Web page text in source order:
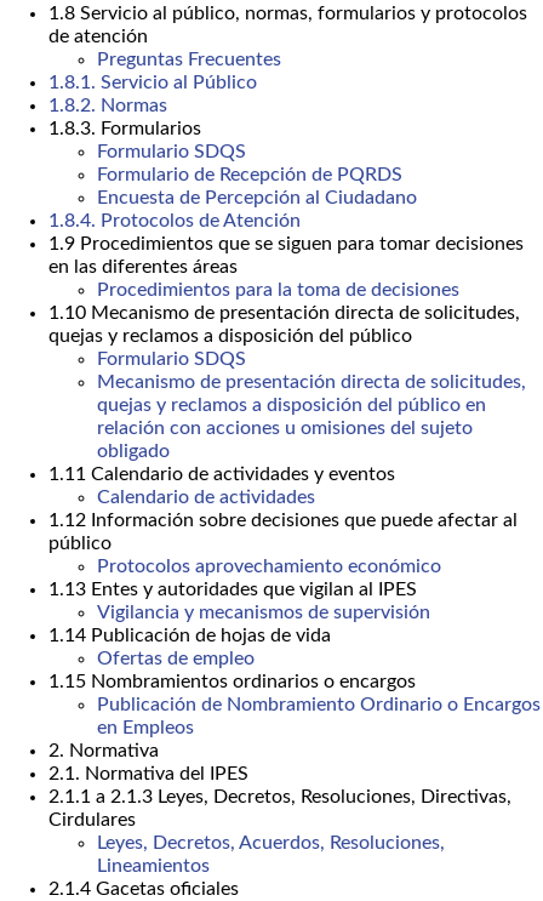
1.8 Servicio al público, normas, formularios y protocolos
de atención
Preguntas Frecuentes
1.8.1. Servicio al Público
1.8.2. Normas
1.8.3. Formularios
Formulario SDQS
Formulario de Recepción de PQRDS
Encuesta de Percepción al Ciudadano
1.8.4. Protocolos de Atención
1.9 Procedimientos que se siguen para tomar decisiones
en las diferentes áreas
Procedimientos para la toma de decisiones
1.10 Mecanismo de presentación directa de solicitudes,
quejas y reclamos a disposición del público
Formulario SDQS
Mecanismo de presentación directa de solicitudes,
quejas y reclamos a disposición del público en
relación con acciones u omisiones del sujeto
obligado
1.11 Calendario de actividades y eventos
Calendario de actividades
1.12 Información sobre decisiones que puede afectar al
público
Protocolos aprovechamiento económico
1.13 Entes y autoridades que vigilan al IPES
Vigilancia y mecanismos de supervisión
1.14 Publicación de hojas de vida
Ofertas de empleo
1.15 Nombramientos ordinarios o encargos
Publicación de Nombramiento Ordinario o Encargos
en Empleos
2. Normativa
2.1. Normativa del IPES
2.1.1 a 2.1.3 Leyes, Decretos, Resoluciones, Directivas,
Cirdulares
Leyes, Decretos, Acuerdos, Resoluciones,
Lineamientos
2.1.4 Gacetas oficiales